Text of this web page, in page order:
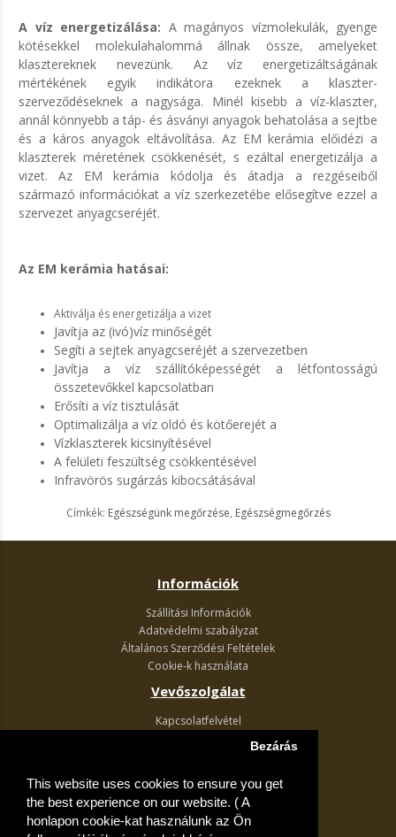
This website uses cookies to ensure you get
the best experience on our website. ( A
honlapon cookie-kat használunk az Ön
Bezárás
A víz energetizálása: A magányos vízmolekulák, gyenge
kötésekkel molekulahalommá állnak össze, amelyeket
klasztereknek nevezünk. Az víz energetizáltságának
mértékének egyik indikátora ezeknek a klaszter-
szerveződéseknek a nagysága. Minél kisebb a víz-klaszter,
annál könnyebb a táp- és ásványi anyagok behatolása a sejtbe
és a káros anyagok eltávolítása. Az EM kerámia előidézi a
klaszterek méretének csökkenését, s ezáltal energetizálja a
vizet. Az EM kerámia kódolja és átadja a rezgéseiből
származó információkat a víz szerkezetébe elősegítve ezzel a
szervezet anyagcseréjét.
Az EM kerámia hatásai:
Aktiválja és energetizálja a vizet
Javítja az (ivó)víz minőségét
Segíti a sejtek anyagcseréjét a szervezetben
Javítja a víz szállítóképességét a létfontosságú
összetevőkkel kapcsolatban
Erősíti a víz tisztulását
Optimalizálja a víz oldó és kötőerejét a
Vízklaszterek kicsinyítésével
A felületi feszültség csökkentésével
Infravörös sugárzás kibocsátásával
Címkék: Egészségünk megőrzése, Egészségmegőrzés
Információk
Szállítási Információk
Adatvédelmi szabályzat
Általános Szerződési Feltételek
Cookie-k használata
Vevőszolgálat
Kapcsolatfelvétel
Akciós ajánlatok
Fiók